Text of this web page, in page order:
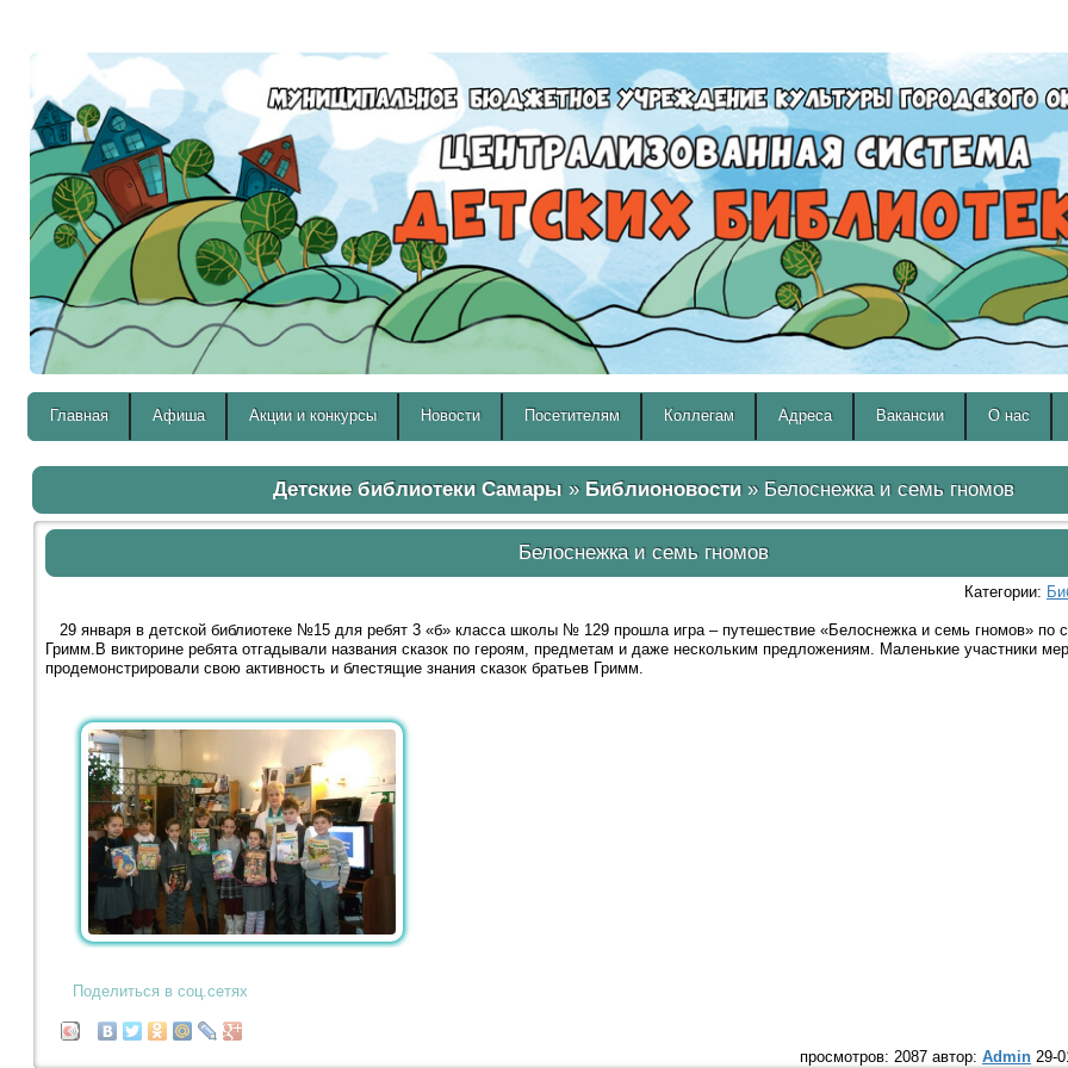
Главная Афиша Акции и конкурсы Новости Посетителям Коллегам Адреса Вакансии О нас
Детские библиотеки Самары » Библионовости» Белоснежка и семь гномов
Белоснежка и семь гномов
Категории:
29 января в детской библиотеке №15 для ребят 3 «б» класса школы № 129 прошла игра – путешествие «Белоснежка и семь гномов» по
Гримм.В викторине ребята отгадывали названия сказок по героям, предметам и даже нескольким предложениям. Маленькие участники
продемонстрировали свою активность и блестящие знания сказок братьев Гримм.
Поделиться в соц.сетях
просмотров: 2087 автор: Admin29-